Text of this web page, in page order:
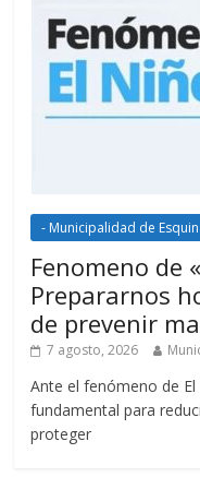
- Municipalidad de
Fenomeno de
Prepararnos
de prevenir
7 agosto, 2026
Ante el fenómeno de
fundamental para
proteger